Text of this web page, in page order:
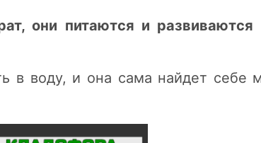
они питаются и развиваются
в воду, и она сама найдет себе